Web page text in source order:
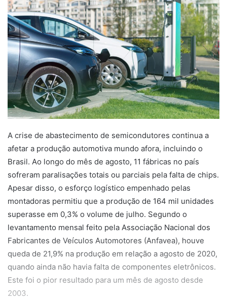
A crise de abastecimento de semicondutores continua a
afetar a produção automotiva mundo afora, incluindo o
Brasil. Ao longo do mês de agosto, 11 fábricas no país
sofreram paralisações totais ou parciais pela falta de chips.
Apesar disso, o esforço logístico empenhado pelas
montadoras permitiu que a produção de 164 mil unidades
superasse em 0,3% o volume de julho. Segundo o
levantamento mensal feito pela Associação Nacional dos
Fabricantes de Veículos Automotores (Anfavea), houve
queda de 21,9% na produção em relação a agosto de 2020,
quando ainda não havia falta de componentes eletrônicos.
Este foi o pior resultado para um mês de agosto desde
2003.